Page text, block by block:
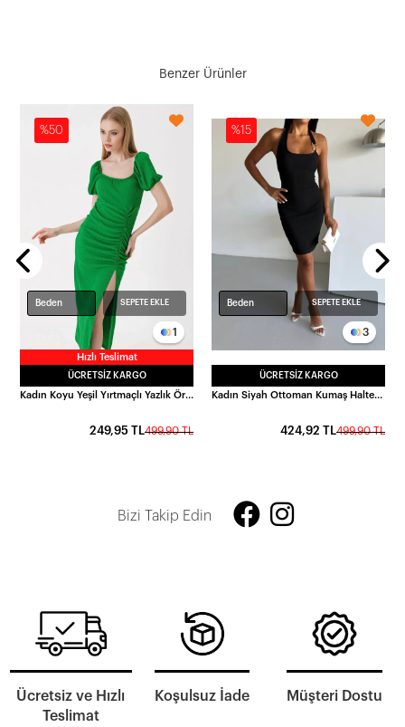
Benzer Ürünler
%50
Hızlı Teslimat
1
Beden SEPETE EKLE
ÜCRETSIZ KARGO
Kadın Koyu Yeşil Yırtmaçlı Yazlık Örme Elbise HZL23S-BD123961
499,90 TL
249,95 TL
%15
3
Beden SEPETE EKLE
ÜCRETSIZ KARGO
Kadın Siyah Ottoman Kumaş Halter Yaka Toka Detay Elbise HZL26W-FRY123411
499,90 TL
424,92 TL
Bizi Takip Edin
Ücretsiz ve Hızlı
Teslimat
Koşulsuz İade Müşteri Dostu